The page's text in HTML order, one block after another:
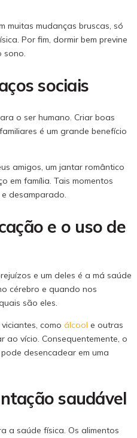
muitas mudanças bruscas, só
Por fim, dormir bem previne
sono.
sociais
o ser humano. Criar boas
é um grande benefício
amigos, um jantar romântico
em família. Tais momentos
desamparado.
e o uso de
e um deles é a má saúde
cérebro e quando nos
são eles.
como álcool e outras
ao vício. Consequentemente, o
desencadear em uma
saudável
a saúde física. Os alimentos